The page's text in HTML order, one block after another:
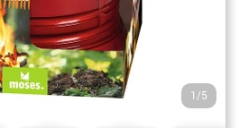
1/5